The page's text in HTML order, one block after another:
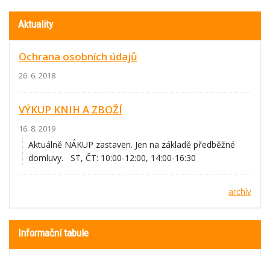
Aktuality
Ochrana osobních údajů
26. 6. 2018
VÝKUP KNIH A ZBOŽÍ
16. 8. 2019
Aktuálně NÁKUP zastaven. Jen na základě předběžné
domluvy. ST, ČT: 10:00-12:00, 14:00-16:30
archív
Informační tabule